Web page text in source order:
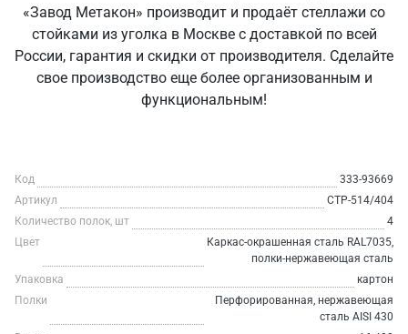
«Завод Метакон» производит и продаёт стеллажи со
стойками из уголка в Москве с доставкой по всей
России, гарантия и скидки от производителя. Сделайте
свое производство еще более организованным и
функциональным!
Код
333-93669
Артикул
СТР-514/404
Количество полок, шт
4
Цвет
Каркас-окрашенная сталь RAL7035,
полки-нержавеющая сталь
Упаковка
картон
Полки
Перфорированная, нержавеющая
сталь AISI 430